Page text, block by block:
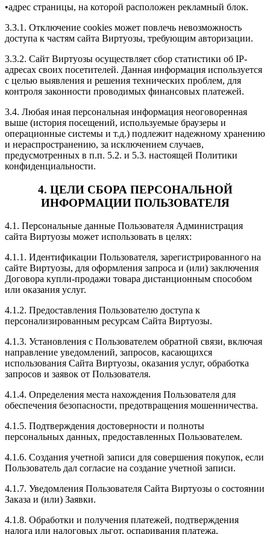
•адрес страницы, на которой расположен рекламный блок.
3.3.1. Отключение cookies может повлечь невозможность
доступа к частям сайта Виртуозы, требующим авторизации.
3.3.2. Сайт Виртуозы осуществляет сбор статистики об IP-
адресах своих посетителей. Данная информация используется
с целью выявления и решения технических проблем, для
контроля законности проводимых финансовых платежей.
3.4. Любая иная персональная информация неоговоренная
выше (история посещений, используемые браузеры и
операционные системы и т.д.) подлежит надежному хранению
и нераспространению, за исключением случаев,
предусмотренных в п.п. 5.2. и 5.3. настоящей Политики
конфиденциальности.
4. ЦЕЛИ СБОРА ПЕРСОНАЛЬНОЙ
ИНФОРМАЦИИ ПОЛЬЗОВАТЕЛЯ
4.1. Персональные данные Пользователя Администрация
сайта Виртуозы может использовать в целях:
4.1.1. Идентификации Пользователя, зарегистрированного на
сайте Виртуозы, для оформления запроса и (или) заключения
Договора купли-продажи товара дистанционным способом
или оказания услуг.
4.1.2. Предоставления Пользователю доступа к
персонализированным ресурсам Сайта Виртуозы.
4.1.3. Установления с Пользователем обратной связи, включая
направление уведомлений, запросов, касающихся
использования Сайта Виртуозы, оказания услуг, обработка
запросов и заявок от Пользователя.
4.1.4. Определения места нахождения Пользователя для
обеспечения безопасности, предотвращения мошенничества.
4.1.5. Подтверждения достоверности и полноты
персональных данных, предоставленных Пользователем.
4.1.6. Создания учетной записи для совершения покупок, если
Пользователь дал согласие на создание учетной записи.
4.1.7. Уведомления Пользователя Сайта Виртуозы о состоянии
Заказа и (или) Заявки.
4.1.8. Обработки и получения платежей, подтверждения
налога или налоговых льгот, оспаривания платежа,